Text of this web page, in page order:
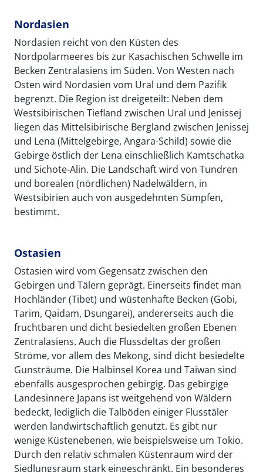
Nordasien
Nordasien reicht von den Küsten des
Nordpolarmeeres bis zur Kasachischen Schwelle im
Becken Zentralasiens im Süden. Von Westen nach
Osten wird Nordasien vom Ural und dem Pazifik
begrenzt. Die Region ist dreigeteilt: Neben dem
Westsibirischen Tiefland zwischen Ural und Jenissej
liegen das Mittelsibirische Bergland zwischen Jenissej
und Lena (Mittelgebirge, Angara-Schild) sowie die
Gebirge östlich der Lena einschließlich Kamtschatka
und Sichote-Alin. Die Landschaft wird von Tundren
und borealen (nördlichen) Nadelwäldern, in
Westsibirien auch von ausgedehnten Sümpfen,
bestimmt.
Ostasien
Ostasien wird vom Gegensatz zwischen den
Gebirgen und Tälern geprägt. Einerseits findet man
Hochländer (Tibet) und wüstenhafte Becken (Gobi,
Tarim, Qaidam, Dsungarei), andererseits auch die
fruchtbaren und dicht besiedelten großen Ebenen
Zentralasiens. Auch die Flussdeltas der großen
Ströme, vor allem des Mekong, sind dicht besiedelte
Gunsträume. Die Halbinsel Korea und Taiwan sind
ebenfalls ausgesprochen gebirgig. Das gebirgige
Landesinnere Japans ist weitgehend von Wäldern
bedeckt, lediglich die Talböden einiger Flusstäler
werden landwirtschaftlich genutzt. Es gibt nur
wenige Küstenebenen, wie beispielsweise um Tokio.
Durch den relativ schmalen Küstenraum wird der
Siedlungsraum stark eingeschränkt. Ein besonderes